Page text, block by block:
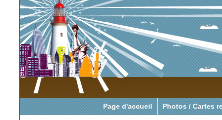
Pour tout savoir
Page d'accueil Photos / Cartes